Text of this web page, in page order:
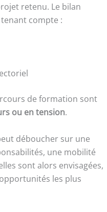
retenu. Le bilan
tenant compte :
de formation sont
ou en tension.
déboucher sur une
une mobilité
sont alors envisagées,
les plus